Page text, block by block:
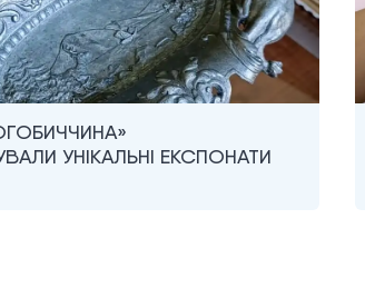
УНІКАЛЬНІ ЕКСПОНАТИ